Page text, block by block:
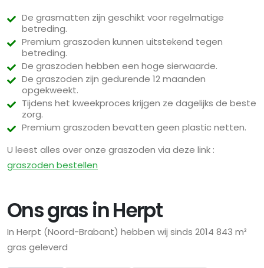
De grasmatten zijn geschikt voor regelmatige
betreding.
Premium graszoden kunnen uitstekend tegen
betreding.
De graszoden hebben een hoge sierwaarde.
De graszoden zijn gedurende 12 maanden
opgekweekt.
Tijdens het kweekproces krijgen ze dagelijks de beste
zorg.
Premium graszoden bevatten geen plastic netten.
U leest alles over onze graszoden via deze link :
graszoden bestellen
Ons gras in Herpt
In Herpt (Noord-Brabant) hebben wij sinds 2014 843 m²
gras geleverd